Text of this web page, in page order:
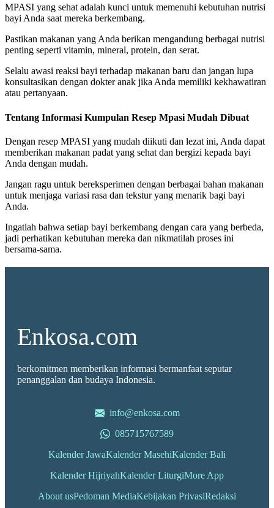
MPASI yang sehat adalah kunci untuk memenuhi kebutuhan nutrisi
bayi Anda saat mereka berkembang.
Pastikan makanan yang Anda berikan mengandung berbagai nutrisi
penting seperti vitamin, mineral, protein, dan serat.
Selalu awasi reaksi bayi terhadap makanan baru dan jangan lupa
konsultasikan dengan dokter anak jika Anda memiliki kekhawatiran
atau pertanyaan.
Tentang Informasi Kumpulan Resep Mpasi Mudah Dibuat
Dengan resep MPASI yang mudah diikuti dan lezat ini, Anda dapat
memberikan makanan padat yang sehat dan bergizi kepada bayi
Anda dengan mudah.
Jangan ragu untuk bereksperimen dengan berbagai bahan makanan
untuk menjaga variasi rasa dan tekstur yang menarik bagi bayi
Anda.
Ingatlah bahwa setiap bayi berkembang dengan cara yang berbeda,
jadi perhatikan kebutuhan mereka dan nikmatilah proses ini
bersama-sama.
Enkosa.com
berkomitmen memberikan informasi bermanfaat seputar
penanggalan dan budaya Indonesia.
info@enkosa.com
085715767589
Kalender JawaKalender MasehiKalender Bali
Kalender HijriyahKalender LiturgiMore App
About usPedoman MediaKebijakan PrivasiRedaksi